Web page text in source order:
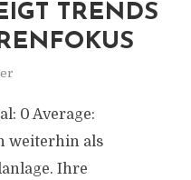
TRENDS
0 Average:
weiterhin als
Ihre